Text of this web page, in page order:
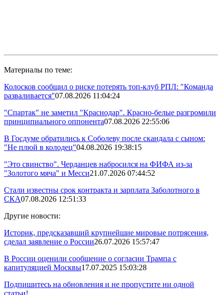
Материалы по теме:
Колосков сообщил о риске потерять топ-клуб РПЛ: "Команда
разваливается"07.08.2026 11:04:24
"Спартак" не заметил "Краснодар". Красно-белые разгромили
принципиального оппонента07.08.2026 22:55:06
В Госдуме обратились к Соболеву после скандала с сыном:
"Не плюй в колодец"04.08.2026 19:38:15
"Это свинство". Черданцев набросился на ФИФА из-за
"Золотого мяча" и Месси21.07.2026 07:44:52
Стали известны срок контракта и зарплата Заболотного в
СКА07.08.2026 12:51:33
Другие новости:
Историк, предсказавший крупнейшие мировые потрясения,
сделал заявление о России26.07.2026 15:57:47
В России оценили сообщение о согласии Трампа с
капитуляцией Москвы17.07.2025 15:03:28
Подпишитесь на обновления и не пропустите ни одной
статьи!